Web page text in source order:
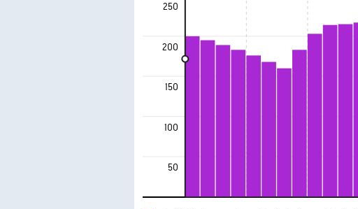
250
200
150
100
50